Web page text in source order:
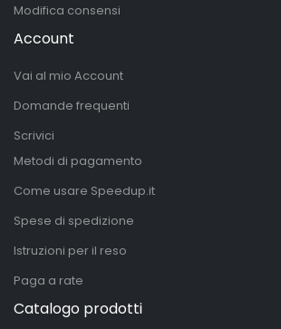
Modifica consensi
Account
Vai al mio Account
Domande frequenti
Scrivici
Metodi di pagamento
Come usare Speedup.it
Spese di spedizione
Istruzioni per il reso
Paga a rate
Catalogo prodotti